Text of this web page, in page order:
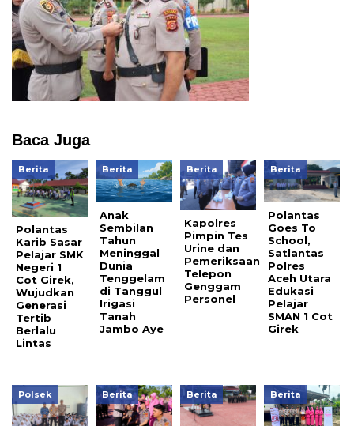
Baca Juga
Berita
Polantas
Karib Sasar
Pelajar SMK
Negeri 1
Cot Girek,
Wujudkan
Generasi
Tertib
Berlalu
Lintas
Berita
Anak
Sembilan
Tahun
Meninggal
Dunia
Tenggelam
di Tanggul
Irigasi
Tanah
Jambo Aye
Berita
Kapolres
Pimpin Tes
Urine dan
Pemeriksaan
Telepon
Genggam
Personel
Berita
Polantas
Goes To
School,
Satlantas
Polres
Aceh Utara
Edukasi
Pelajar
SMAN 1 Cot
Girek
Polsek Berita Berita Berita